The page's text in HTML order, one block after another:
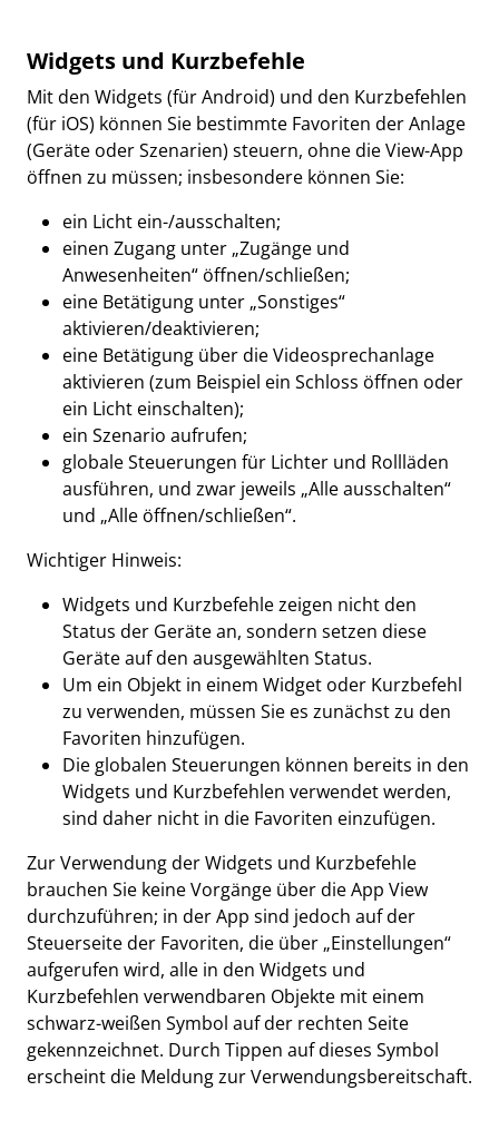
Widgets und Kurzbefehle
Mit den Widgets (für Android) und den Kurzbefehlen
(für iOS) können Sie bestimmte Favoriten der Anlage
(Geräte oder Szenarien) steuern, ohne die View-App
öffnen zu müssen; insbesondere können Sie:
ein Licht ein-/ausschalten;
einen Zugang unter „Zugänge und
Anwesenheiten“ öffnen/schließen;
eine Betätigung unter „Sonstiges“
aktivieren/deaktivieren;
eine Betätigung über die Videosprechanlage
aktivieren (zum Beispiel ein Schloss öffnen oder
ein Licht einschalten);
ein Szenario aufrufen;
globale Steuerungen für Lichter und Rollläden
ausführen, und zwar jeweils „Alle ausschalten“
und „Alle öffnen/schließen“.
Wichtiger Hinweis:
Widgets und Kurzbefehle zeigen nicht den
Status der Geräte an, sondern setzen diese
Geräte auf den ausgewählten Status.
Um ein Objekt in einem Widget oder Kurzbefehl
zu verwenden, müssen Sie es zunächst zu den
Favoriten hinzufügen.
Die globalen Steuerungen können bereits in den
Widgets und Kurzbefehlen verwendet werden,
sind daher nicht in die Favoriten einzufügen.
Zur Verwendung der Widgets und Kurzbefehle
brauchen Sie keine Vorgänge über die App View
durchzuführen; in der App sind jedoch auf der
Steuerseite der Favoriten, die über „Einstellungen“
aufgerufen wird, alle in den Widgets und
Kurzbefehlen verwendbaren Objekte mit einem
schwarz-weißen Symbol auf der rechten Seite
gekennzeichnet. Durch Tippen auf dieses Symbol
erscheint die Meldung zur Verwendungsbereitschaft.